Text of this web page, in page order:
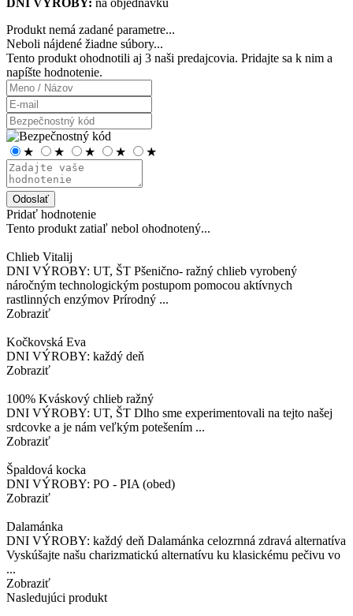
Produkt nemá zadané parametre...
Neboli nájdené žiadne súbory...
Tento produkt ohodnotili aj 3 naši predajcovia. Pridajte sa k nim a
napíšte hodnotenie.
★ ★ ★ ★ ★
Odoslať
Pridať hodnotenie
Tento produkt zatiaľ nebol ohodnotený...
Chlieb Vitalij
DNI VÝROBY: UT, ŠT Pšenično- ražný chlieb vyrobený
náročným technologickým postupom pomocou aktívnych
rastlinných enzýmov Prírodný ...
Zobraziť
Kočkovská Eva
DNI VÝROBY: každý deň
Zobraziť
100% Kváskový chlieb ražný
DNI VÝROBY: UT, ŠT Dlho sme experimentovali na tejto našej
srdcovke a je nám veľkým potešením ...
Zobraziť
Špaldová kocka
DNI VÝROBY: PO - PIA (obed)
Zobraziť
Dalamánka
DNI VÝROBY: každý deň Dalamánka celozrnná zdravá alternatíva
Vyskúšajte našu charizmatickú alternatívu ku klasickému pečivu vo
...
Zobraziť
Nasledujúci produkt